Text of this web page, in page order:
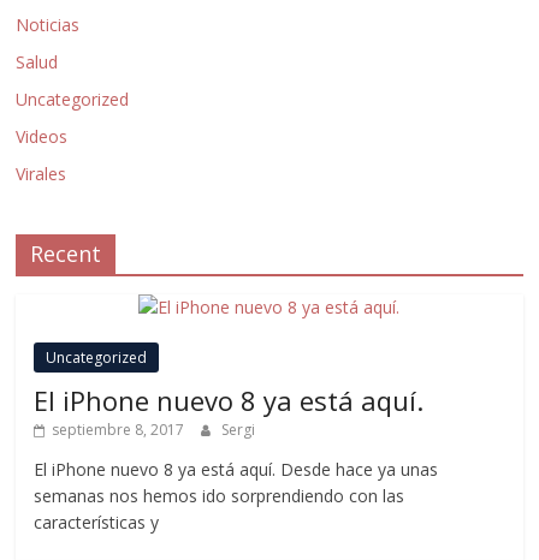
Noticias
Salud
Uncategorized
Videos
Virales
Recent
Uncategorized
El iPhone nuevo 8 ya está aquí.
septiembre 8, 2017 Sergi
El iPhone nuevo 8 ya está aquí. Desde hace ya unas
semanas nos hemos ido sorprendiendo con las
características y